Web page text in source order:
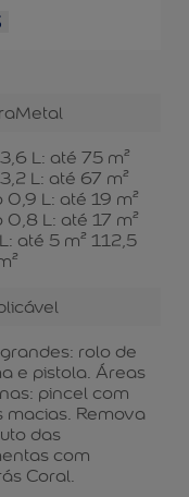
Metal
L: até 75 m²
L: até 67 m²
0,9 L: até 19 m²
0,8 L: até 17 m²
até 5 m² 112,5
rolo de
e pistola. Áreas
pincel com
macias. Remova
das
com
Coral.